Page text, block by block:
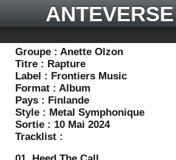
ANTEVERSE
Groupe : Anette Olzon
Titre : Rapture
Label : Frontiers Music
Format : Album
Pays : Finlande
Style : Metal Symphonique
Sortie : 10 Mai 2024
Tracklist :